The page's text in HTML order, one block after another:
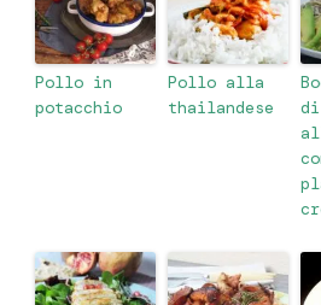
Pollo in
potacchio
Pollo alla
thailandese